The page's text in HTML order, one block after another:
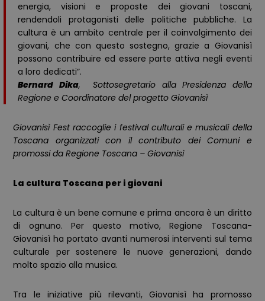
energia, visioni e proposte dei giovani toscani,
rendendoli protagonisti delle politiche pubbliche. La
cultura è un ambito centrale per il coinvolgimento dei
giovani, che con questo sostegno, grazie a Giovanisì
possono contribuire ed essere parte attiva negli eventi
a loro dedicati”.
Bernard Dika, Sottosegretario alla Presidenza della
Regione e Coordinatore del progetto Giovanisì
Giovanisì Fest raccoglie i festival culturali e musicali della
Toscana organizzati con il contributo dei Comuni e
promossi da Regione Toscana – Giovanisì
La cultura Toscana per i giovani
La cultura è un bene comuneeprima ancora è un diritto
di ognuno. Per questo motivo,Regione Toscana-
Giovanisì ha portato avanti numerosi interventi sul tema
culturale per sostenere le nuove generazioni, dando
molto spazio alla musica.
Tra le iniziative più rilevanti, Giovanisì ha promosso